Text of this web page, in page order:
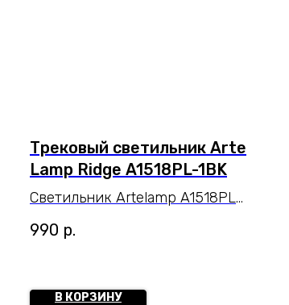
Трековый светильник Arte
Lamp Ridge A1518PL-1BK
Светильник Artelamp A1518PL-
1BK серии Ridge. Подчеркнет
стиль помещения. Высота 17
пылевлагозащиты IP — 20.
990 р.
В КОРЗИНУ